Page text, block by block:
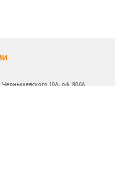
Чернышевского 10А, оф. 806А